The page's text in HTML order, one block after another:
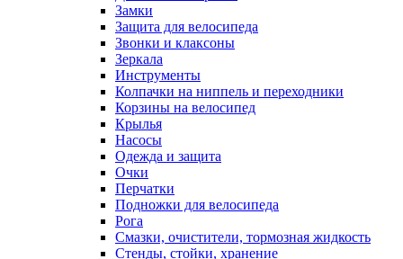
Замки
Защита для велосипеда
Звонки и клаксоны
Зеркала
Инструменты
Колпачки на ниппель и переходники
Корзины на велосипед
Крылья
Насосы
Одежда и защита
Очки
Перчатки
Подножки для велосипеда
Рога
Смазки, очистители, тормозная жидкость
Стенды, стойки, хранение